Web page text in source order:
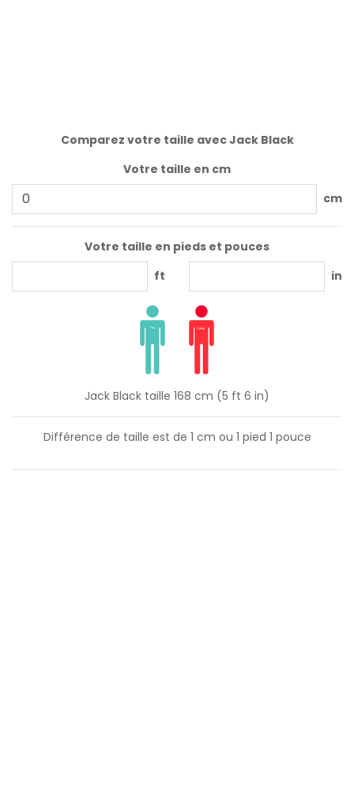
Comparez votre taille avec Jack Black
Votre taille en cm
cm
Votre taille en pieds et pouces
ft
in
Jack Black taille 168 cm (5 ft 6 in)
Différence de taille est de 1 cm ou 1 pied 1 pouce